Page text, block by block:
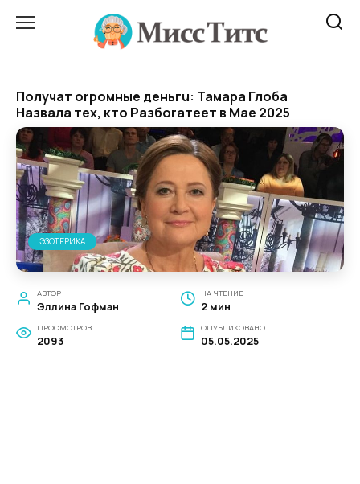
Полyчат orpoмные деньгu: Taмapa Глоба
Haзвалa тех, кто Paзбoraтеет в Mae 2025
ЭЗОТЕРИКА
АВТОР
Эллина Гофман
НА ЧТЕНИЕ
2 мин
ПРОСМОТРОВ
2093
ОПУБЛИКОВАНО
05.05.2025